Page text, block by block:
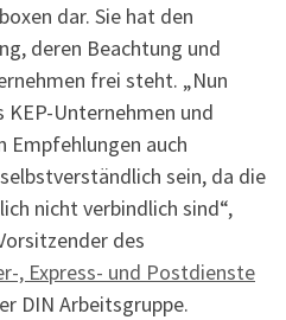
dar. Sie hat den
deren Beachtung und
frei steht. „Nun
Unternehmen und
Empfehlungen auch
sein, da die
nicht verbindlich sind“,
des
, Express- und Postdienste
DIN Arbeitsgruppe.